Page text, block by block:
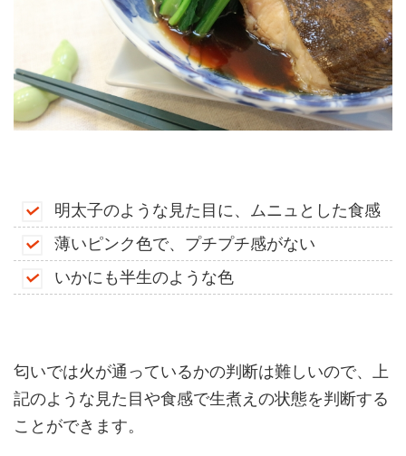
明太子のような見た目に、ムニュとした食感
薄いピンク色で、プチプチ感がない
いかにも半生のような色
匂いでは火が通っているかの判断は難しいので、上
記のような見た目や食感で生煮えの状態を判断する
ことができます。